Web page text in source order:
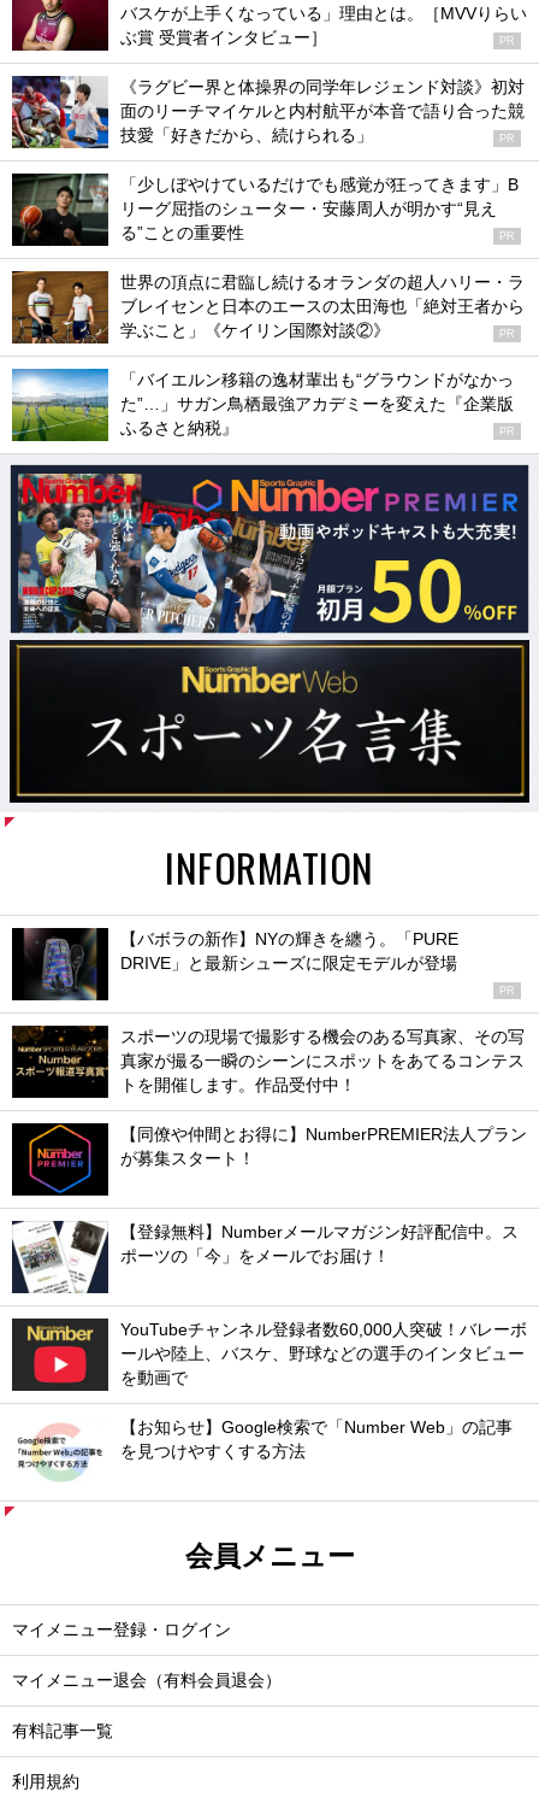
バスケが上手くなっている」理由とは。［MVVりらい
ぶ賞 受賞者インタビュー］
PR
《ラグビー界と体操界の同学年レジェンド対談》初対
面のリーチマイケルと内村航平が本音で語り合った競
技愛「好きだから、続けられる」
PR
「少しぼやけているだけでも感覚が狂ってきます」B
リーグ屈指のシューター・安藤周人が明かす“見え
る”ことの重要性
PR
世界の頂点に君臨し続けるオランダの超人ハリー・ラ
ブレイセンと日本のエースの太田海也「絶対王者から
学ぶこと」《ケイリン国際対談②》
PR
「バイエルン移籍の逸材輩出も“グラウンドがなかっ
た”…」サガン鳥栖最強アカデミーを変えた『企業版
ふるさと納税』
PR
INFORMATION
【バボラの新作】NYの輝きを纏う。「PURE
DRIVE」と最新シューズに限定モデルが登場
PR
スポーツの現場で撮影する機会のある写真家、その写
真家が撮る一瞬のシーンにスポットをあてるコンテス
トを開催します。作品受付中！
【同僚や仲間とお得に】NumberPREMIER法人プラン
が募集スタート！
【登録無料】Numberメールマガジン好評配信中。ス
ポーツの「今」をメールでお届け！
YouTubeチャンネル登録者数60,000人突破！バレーボ
ールや陸上、バスケ、野球などの選手のインタビュー
を動画で
【お知らせ】Google検索で「Number Web」の記事
を見つけやすくする方法
会員メニュー
マイメニュー登録・ログイン
マイメニュー退会（有料会員退会）
有料記事一覧
利用規約